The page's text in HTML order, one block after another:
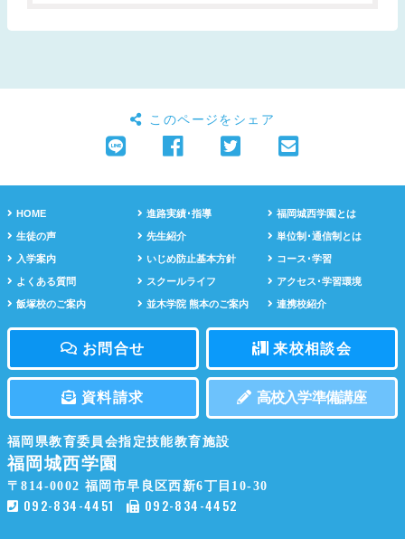
このページをシェア
HOME 進路実績･指導 福岡城西学園とは
生徒の声 先生紹介 単位制･通信制とは
入学案内 いじめ防止基本方針 コース･学習
よくある質問 スクールライフ アクセス･学習環境
飯塚校のご案内 並木学院 熊本のご案内 連携校紹介
お問合せ 来校相談会
資料請求 高校入学準備講座
福岡県教育委員会指定技能教育施設
福岡城西学園
〒814-0002 福岡市早良区西新6丁目10-30
092-834-4451 092-834-4452